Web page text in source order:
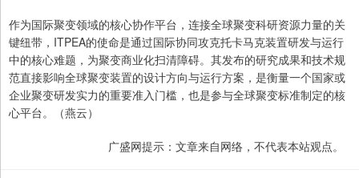
作为国际聚变领域的核心协作平台，连接全球聚变科研资源力量的关
键纽带，ITPEA的使命是通过国际协同攻克托卡马克装置研发与运行
中的核心难题，为聚变商业化扫清障碍。其发布的研究成果和技术规
范直接影响全球聚变装置的设计方向与运行方案，是衡量一个国家或
企业聚变研发实力的重要准入门槛，也是参与全球聚变标准制定的核
心平台。（燕云）
广盛网提示：文章来自网络，不代表本站观点。